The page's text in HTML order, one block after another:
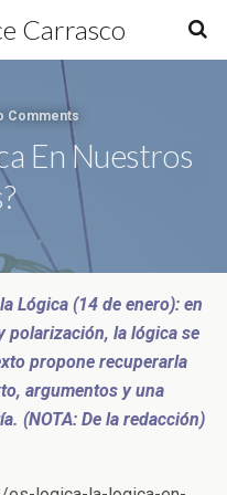
Carrasco
Comments
En Nuestros
Lógica (14 de enero): en
polarización, la lógica se
propone recuperarla
argumentos y una
(NOTA: De la redacción)